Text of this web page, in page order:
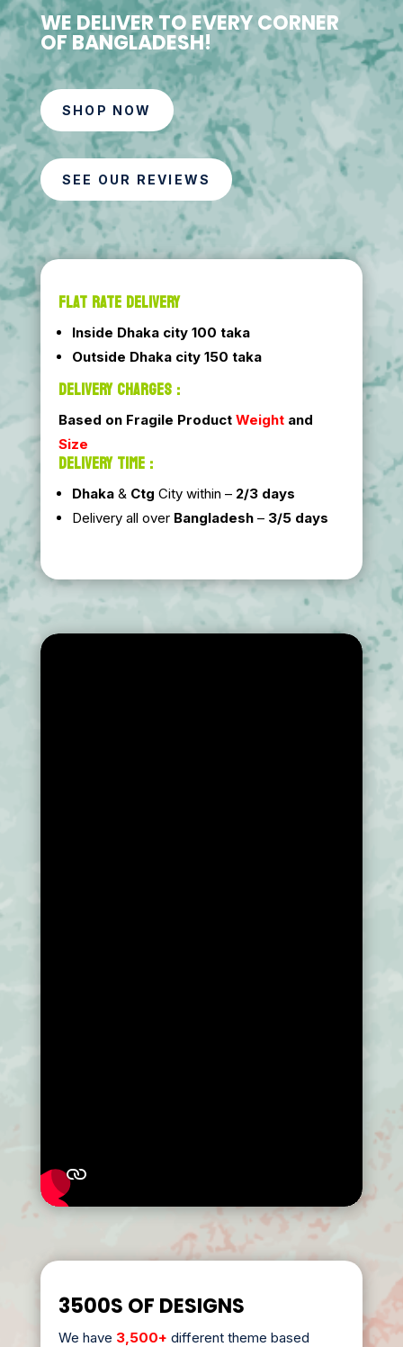
WE DELIVER TO EVERY CORNER
OF BANGLADESH!
SHOP NOW
SEE OUR REVIEWS
FLAT RATE DELIVERY
Inside Dhaka city 100 taka
Outside Dhaka city 150 taka
DELIVERY CHARGES :
Based on Fragile Product Weightand
Size
DELIVERY TIME :
Dhaka& Ctg City within – 2/3 days
Delivery all over Bangladesh– 3/5 days
3500S OF DESIGNS
We have 3,500+ different theme based